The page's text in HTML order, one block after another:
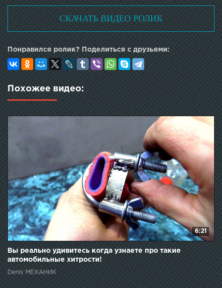
СКАЧАТЬ ВИДЕО РОЛИК
Понравился ролик? Поделиться с друзьями:
Похожее видео:
6:21
Вы реально удивитесь когда узнаете про такие
автомобильные хитрости!
Denis МЕХАНИК